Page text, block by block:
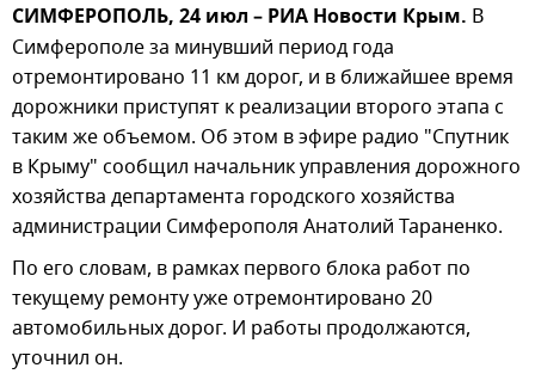
СИМФЕРОПОЛЬ, 24 июл – РИА Новости Крым. В
Симферополе за минувший период года
отремонтировано 11 км дорог, и в ближайшее время
дорожники приступят к реализации второго этапа с
таким же объемом. Об этом в эфире радио "Спутник
в Крыму" сообщил начальник управления дорожного
хозяйства департамента городского хозяйства
администрации Симферополя Анатолий Тараненко.
По его словам, в рамках первого блока работ по
текущему ремонту уже отремонтировано 20
автомобильных дорог. И работы продолжаются,
уточнил он.